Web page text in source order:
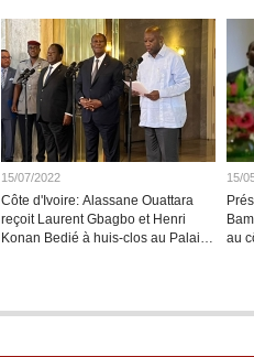
15/07/2022
Côte d'Ivoire: Alassane Ouattara
reçoit Laurent Gbagbo et Henri
Konan Bedié à huis-clos au Palais
15/
au